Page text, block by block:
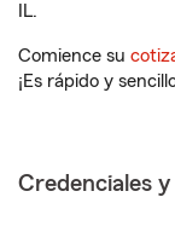
IL.
Comience su
¡Es rápido y
Credenciales